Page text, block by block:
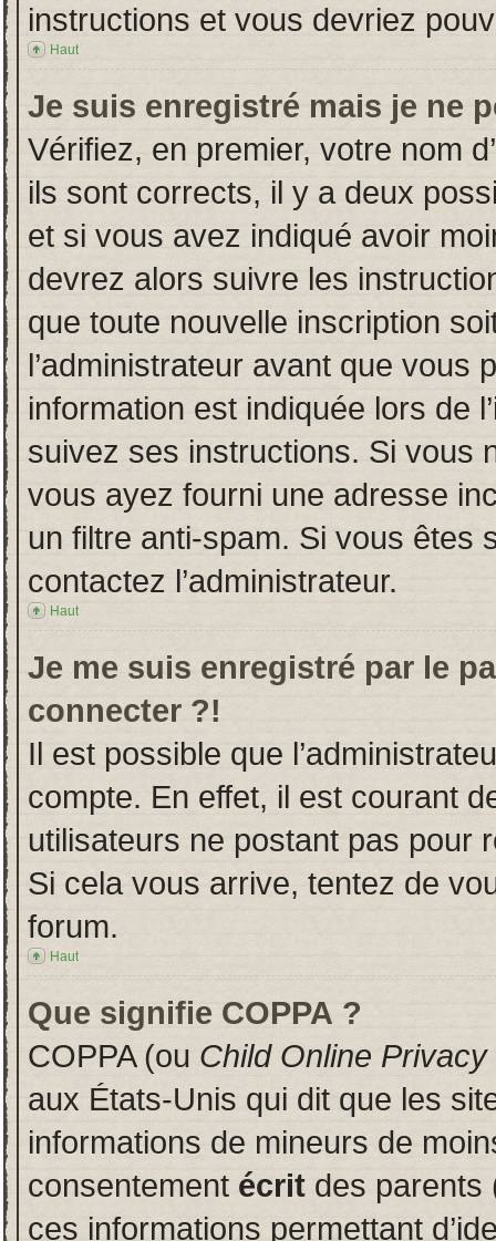
instructions et vous devriez
Haut
Je suis enregistré mais je ne
Vérifiez, en premier, votre nom
ils sont corrects, il y a deux
et si vous avez indiqué avoir
devrez alors suivre les
que toute nouvelle inscription
l’administrateur avant que vous
information est indiquée lors de
suivez ses instructions. Si vous
vous ayez fourni une adresse
un filtre anti-spam. Si vous êtes
contactez l’administrateur.
Haut
Je me suis enregistré par le
connecter ?!
Il est possible que
compte. En effet, il est courant
utilisateurs ne postant pas pour
Si cela vous arrive, tentez de
forum.
Haut
Que signifie COPPA ?
COPPA (ou Child Online
aux États-Unis qui dit que les
informations de mineurs de
consentement écrit des parents
ces informations permettant